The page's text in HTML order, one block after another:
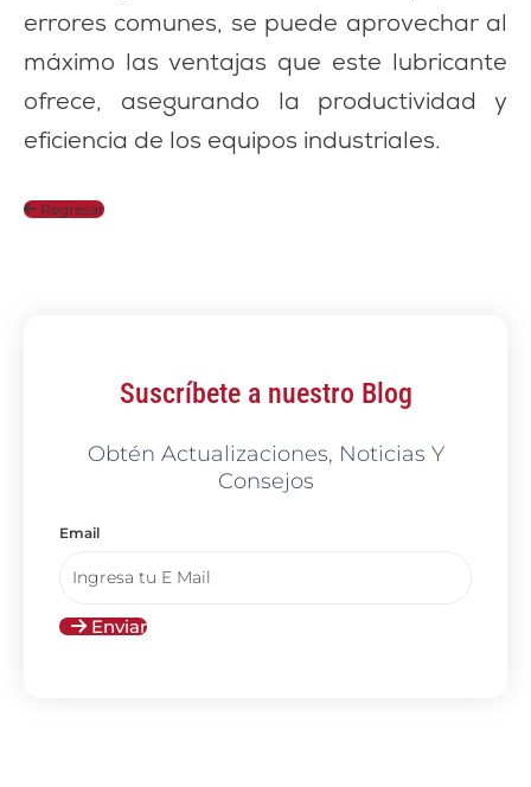
errores comunes, se puede aprovechar al
máximo las ventajas que este lubricante
ofrece, asegurando la productividad y
eficiencia de los equipos industriales.
Regresar
Suscríbete a nuestro Blog
Obtén Actualizaciones, Noticias Y
Consejos
Email
Enviar